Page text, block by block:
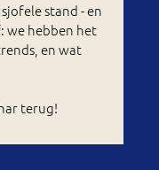
stand - en
we hebben het
en wat
terug!